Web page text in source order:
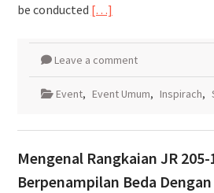
be conducted […]
Leave a comment
Event, Event Umum, Inspirach,
Mengenal Rangkaian JR 205-
Berpenampilan Beda